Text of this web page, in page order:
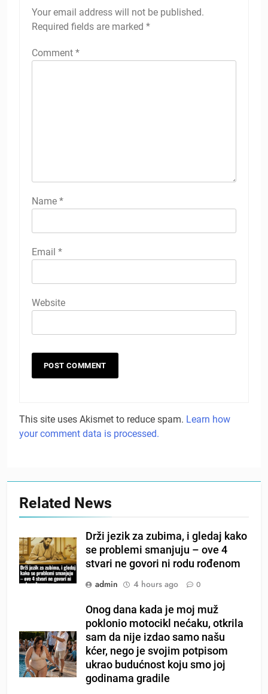
Your email address will not be published.
Required fields are marked *
Comment *
Name *
Email *
Website
This site uses Akismet to reduce spam. Learn how
your comment data is processed.
Related News
Drži jezik za zubima, i gledaj kako
se problemi smanjuju – ove 4
stvari ne govori ni rodu rođenom
admin
4 hours ago 0
Onog dana kada je moj muž
poklonio motocikl nećaku, otkrila
sam da nije izdao samo našu
kćer, nego je svojim potpisom
ukrao budućnost koju smo joj
godinama gradile